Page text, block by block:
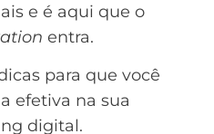
e é aqui que o
entra.
para que você
efetiva na sua
digital.